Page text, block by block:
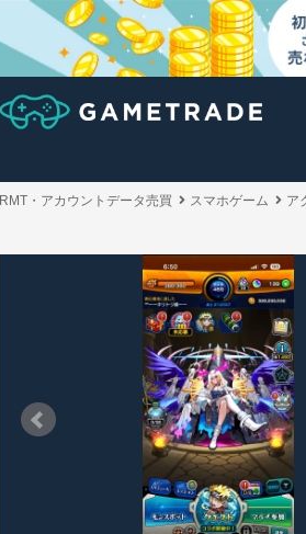
RMT・アカウントデータ売買 スマホゲーム ア